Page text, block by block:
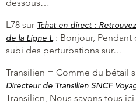
dessous…
L78 sur Tchat en direct :
de la Ligne L : Bonjour, Pendant
subi des perturbations sur…
Transilien = Comme du bétail
Directeur de Transilien SNCF
Transilien, Nous savons tous